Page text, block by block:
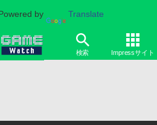
by Translate
検索 Impressサイト